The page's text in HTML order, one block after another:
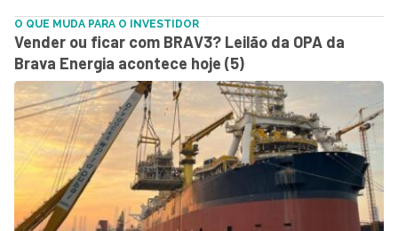
O QUE MUDA PARA O INVESTIDOR
Vender ou ficar com BRAV3? Leilão da OPA da
Brava Energia acontece hoje (5)